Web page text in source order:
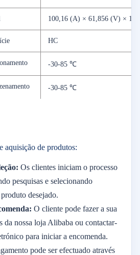
100,16 (A) × 61,856 (V) ×
HC
-30-85 ℃
-30-85 ℃
aquisição de produtos:
Os clientes iniciam o processo
pesquisas e selecionando
desejado.
O cliente pode fazer a sua
da nossa loja Alibaba ou contactar-
para iniciar a encomenda.
pode ser efectuado através